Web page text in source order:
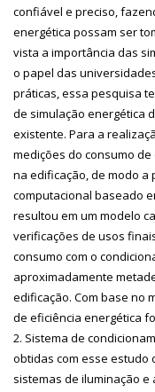
confiável e preciso,
energética possam ser
vista a importância das
o papel das
práticas, essa pesquisa
de simulação energética
existente. Para a
medições do consumo
na edificação, de modo a
computacional baseado
resultou em um modelo
verificações de usos
consumo com o
aproximadamente
edificação. Com base no
de eficiência energética
2. Sistema de
obtidas com esse estudo
sistemas de iluminação